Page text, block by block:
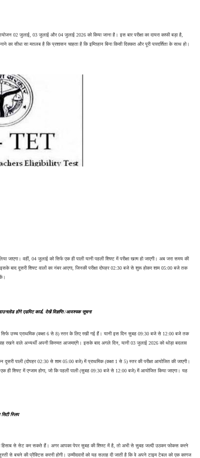
02 जुलाई, 03 जुलाई और 04 जुलाई 2026 को किया जाना है। इस बार परीक्षा का दायरा काफी बड़ा है,
सीधा सा मतलब है कि प्रशासन चाहता है कि इम्तिहान बिना किसी दिक्कत और पूरी पारदर्शिता के साथ हो।
वहीं, 04 जुलाई को सिर्फ एक ही पाली यानी पहली शिफ्ट में परीक्षा खत्म हो जाएगी। अब जरा समय की
दूसरी शिफ्ट वालों का नंबर आएगा, जिनकी परीक्षा दोपहर 02:30 बजे से शुरू होकर शाम 05:00 बजे तक
होंगे एडमिट कार्ड, देखें विज्ञप्ति /आवश्यक सूचना
उच्च प्राथमिक (कक्षा 6 से 8) स्तर के लिए रखी गई हैं। यानी इस दिन सुबह 09:30 बजे से 12:00 बजे तक
रखने वाले अभ्यर्थी अपनी किस्मत आजमाएंगे। इसके बाद अगले दिन, यानी 03 जुलाई 2026 को थोड़ा बदलाव
पाली (दोपहर 02:30 से शाम 05:00 बजे) में प्राथमिक (कक्षा 1 से 5) स्तर की परीक्षा आयोजित की जाएगी।
ही शिफ्ट में एग्जाम होगा, जो कि पहली पाली (सुबह 09:30 बजे से 12:00 बजे) में आयोजित किया जाएगा। यह
स्लिप
हिसाब से सेट कर सकते हैं। अगर आपका पेपर सुबह की शिफ्ट में है, तो अभी से सुबह जल्दी उठकर फोकस करने
से बचने की प्रैक्टिस करनी होगी। उम्मीदवारों को यह सलाह दी जाती है कि वे अपने टाइम टेबल को एक कागज